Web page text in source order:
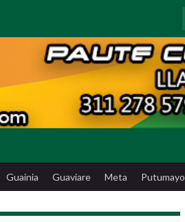
Guainia Guaviare Meta Putumayo